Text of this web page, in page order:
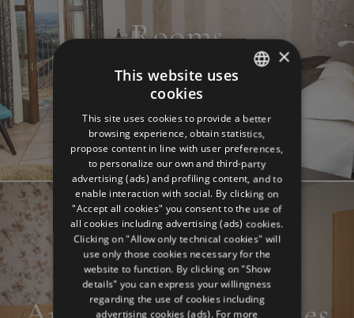
Rooms
ENGLISH
GERMAN
FRENCH
RUSSIAN
×
This website uses
cookies
This site uses cookies to provide a better
browsing experience, obtain statistics,
propose content in line with user preferences,
to personalize our own and third-party
advertising (ads) and profiling content, and to
enable interaction with social. By clicking on
"Accept all cookies" you consent to the use of
all cookies including advertising (ads) cookies.
Clicking on "Allow only technical cookies" will
use only those cookies necessary for the
website to function. By clicking on "Show
details" you can express your willingness
regarding the use of cookies including
advertising cookies (ads). For more